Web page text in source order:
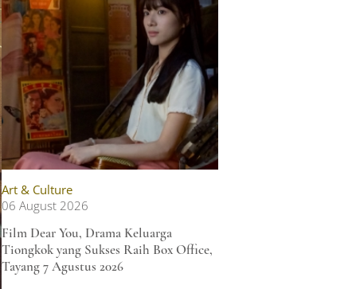
Art & Culture
06 August 2026
Film Dear You, Drama Keluarga
Tiongkok yang Sukses Raih Box Office,
Tayang 7 Agustus 2026